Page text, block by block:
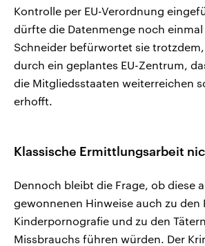
Kontrolle per EU-Verordnung
dürfte die Datenmenge noch
Schneider befürwortet sie
durch ein geplantes EU-Zentrum,
die Mitgliedsstaaten weiterreichen
erhofft.
Klassische Ermittlungsarbeit
Dennoch bleibt die Frage, ob diese
gewonnenen Hinweise auch zu den
Kinderpornografie und zu den
Missbrauchs führen würden. Der